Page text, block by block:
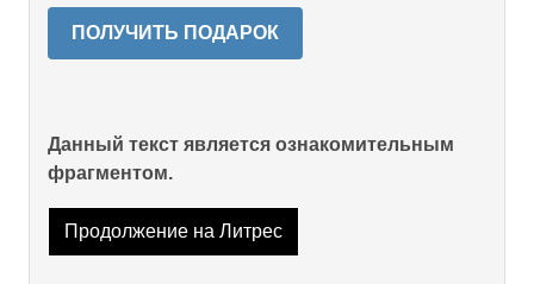
ПОЛУЧИТЬ ПОДАРОК
Данный текст является ознакомительным
фрагментом.
Продолжение на Литрес